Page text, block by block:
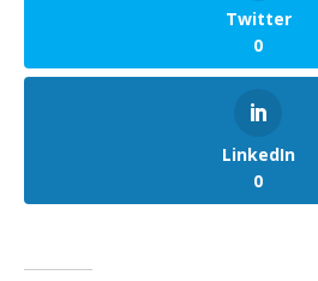
Twitter
0
LinkedIn
0